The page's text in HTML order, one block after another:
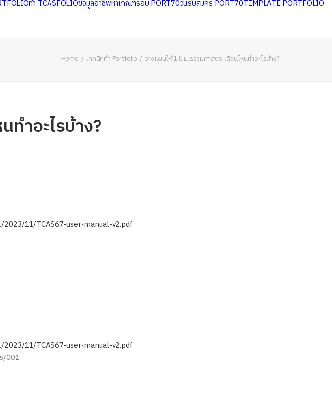
ทำ TCASFOLIOข้อมูลอาชีพหาเกณฑ์รอบ PORT70วันรับสมัคร PORT70TEMPLATE PORTFOLIO
Home เทคนิคทำ Portfolio วางแผนให้ 1 ปี ม.ธรรมศาสตร์ เดือนไหนทำอะไรบ้าง?
ทำอะไรบ้าง?
11/TCAS67-user-manual-v2.pdf
11/TCAS67-user-manual-v2.pdf
002